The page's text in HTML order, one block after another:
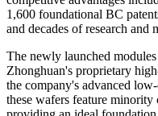
The launch further
generation PV technology
driving higher efficiency,
energy costs across the solar
Advancing BC